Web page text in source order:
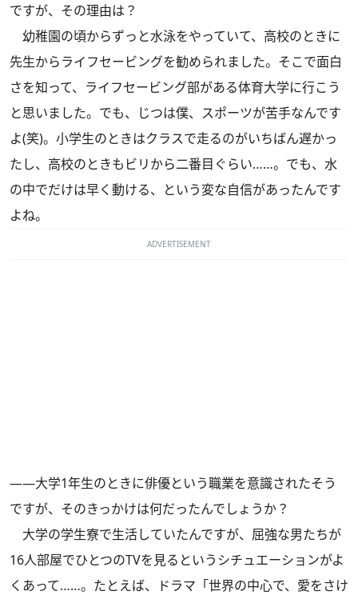
ですが、その理由は？
幼稚園の頃からずっと水泳をやっていて、高校のときに
先生からライフセービングを勧められました。そこで面白
さを知って、ライフセービング部がある体育大学に行こう
と思いました。でも、じつは僕、スポーツが苦手なんです
よ(笑)。小学生のときはクラスで走るのがいちばん遅かっ
たし、高校のときもビリから二番目ぐらい……。でも、水
の中でだけは早く動ける、という変な自信があったんです
よね。
ADVERTISEMENT
――大学1年生のときに俳優という職業を意識されたそう
ですが、そのきっかけは何だったんでしょうか？
大学の学生寮で生活していたんですが、屈強な男たちが
16人部屋でひとつのTVを見るというシチュエーションがよ
くあって……。たとえば、ドラマ「世界の中心で、愛をさけ